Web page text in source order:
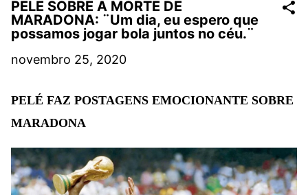
PELÉ SOBRE A MORTE DE
MARADONA: ¨Um dia, eu espero que
possamos jogar bola juntos no céu.¨
novembro 25, 2020
PELÉ FAZ POSTAGENS EMOCIONANTE SOBRE
MARADONA